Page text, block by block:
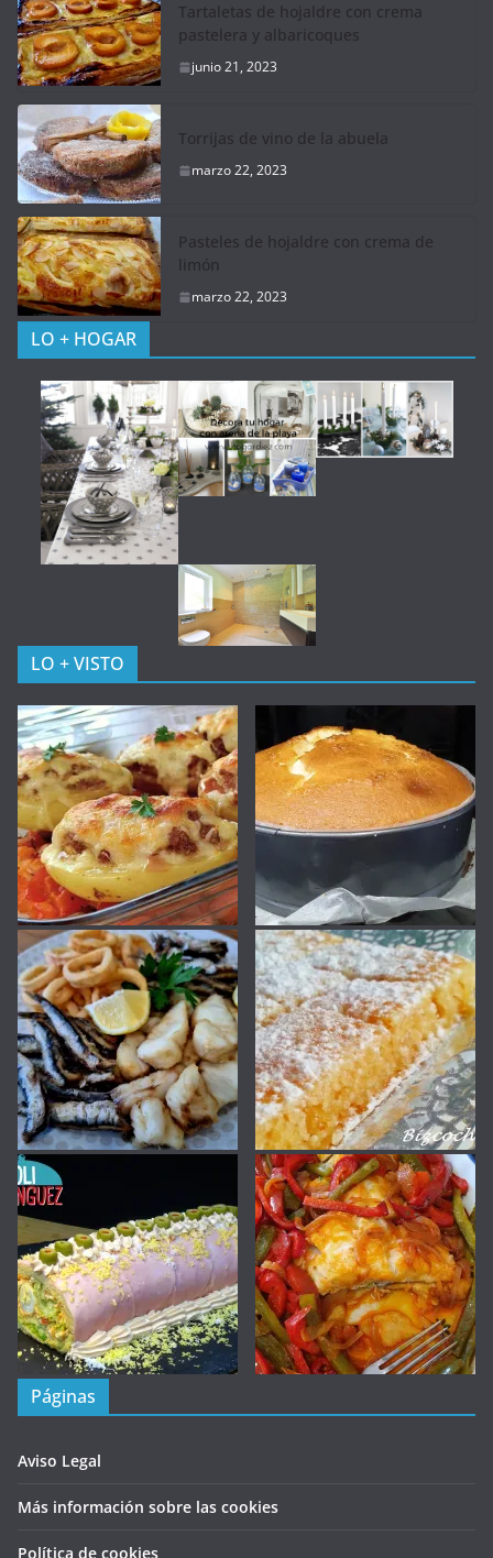
Tartaletas de hojaldre con crema
pastelera y albaricoques
junio 21, 2023
Torrijas de vino de la abuela
marzo 22, 2023
Pasteles de hojaldre con crema de
limón
marzo 22, 2023
LO + HOGAR
LO + VISTO
Páginas
Aviso Legal
Más información sobre las cookies
Política de cookies